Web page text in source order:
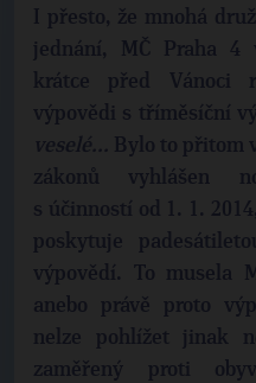
I přesto, že mnohá
jednání, MČ Praha 4
krátce před Vánoci
výpovědi s tříměsíční
veselé...
Bylo to přitom
zákonů vyhlášen
s účinností od 1. 1.
poskytuje
výpovědí. To musela
anebo právě proto
nelze pohlížet jinak
zaměřený proti